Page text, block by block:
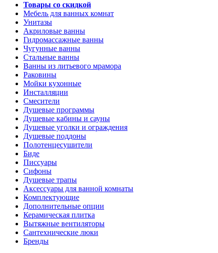
Товары со скидкой
Мебель для ванных комнат
Унитазы
Акриловые ванны
Гидромассажные ванны
Чугунные ванны
Стальные ванны
Ванны из литьевого мрамора
Раковины
Мойки кухонные
Инсталляции
Смесители
Душевые программы
Душевые кабины и сауны
Душевые уголки и ограждения
Душевые поддоны
Полотенцесушители
Биде
Писсуары
Сифоны
Душевые трапы
Аксессуары для ванной комнаты
Комплектующие
Дополнительные опции
Керамическая плитка
Вытяжные вентиляторы
Сантехнические люки
Бренды